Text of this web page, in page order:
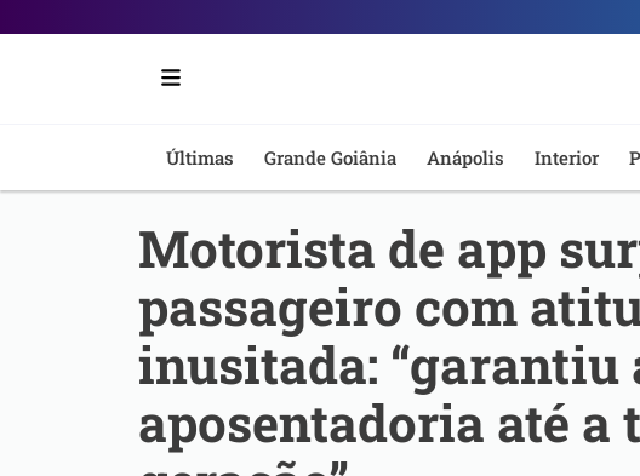
Portal
Notícias
Anápolis
Últimas Grande Goiânia Anápolis Interior
Motorista de app
passageiro com
inusitada: “garantiu
aposentadoria até a